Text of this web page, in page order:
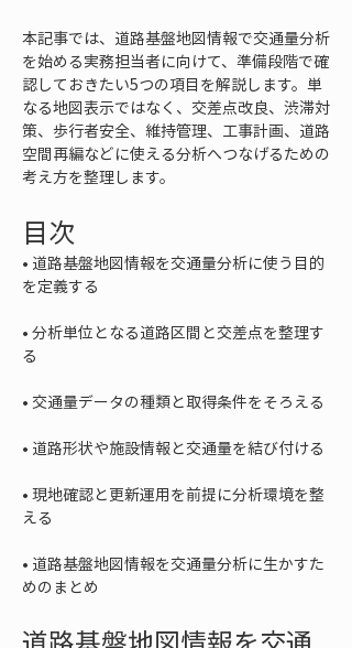
本記事では、道路基盤地図情報で交通量分析
を始める実務担当者に向けて、準備段階で確
認しておきたい5つの項目を解説します。単
なる地図表示ではなく、交差点改良、渋滞対
策、歩行者安全、維持管理、工事計画、道路
空間再編などに使える分析へつなげるための
考え方を整理します。
目次
• 道路基盤地図情報を交通量分析に使う目的
• 分析単位となる道路区間と交差点を整理す
•
•
• 現地確認と更新運用を前提に分析環境を整
• 道路基盤地図情報を交通量分析に生かすた
めのまとめ